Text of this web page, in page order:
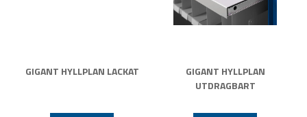
GIGANT HYLLPLAN LACKAT
GIGANT HYLLPLAN
UTDRAGBART